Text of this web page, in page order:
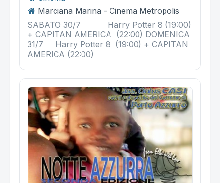
Marciana Marina - Cinema Metropolis
SABATO 30/7 Harry Potter 8 (19:00)
+ CAPITAN AMERICA (22:00) DOMENICA
31/7 Harry Potter 8 (19:00) + CAPITAN
AMERICA (22:00)